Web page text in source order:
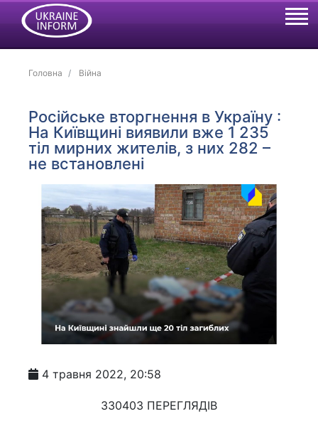
Головна Війна
Російське вторгнення в Україну :
На Київщині виявили вже 1 235
тіл мирних жителів, з них 282 –
не встановлені
4 травня 2022, 20:58
330403 ПЕРЕГЛЯДІВ